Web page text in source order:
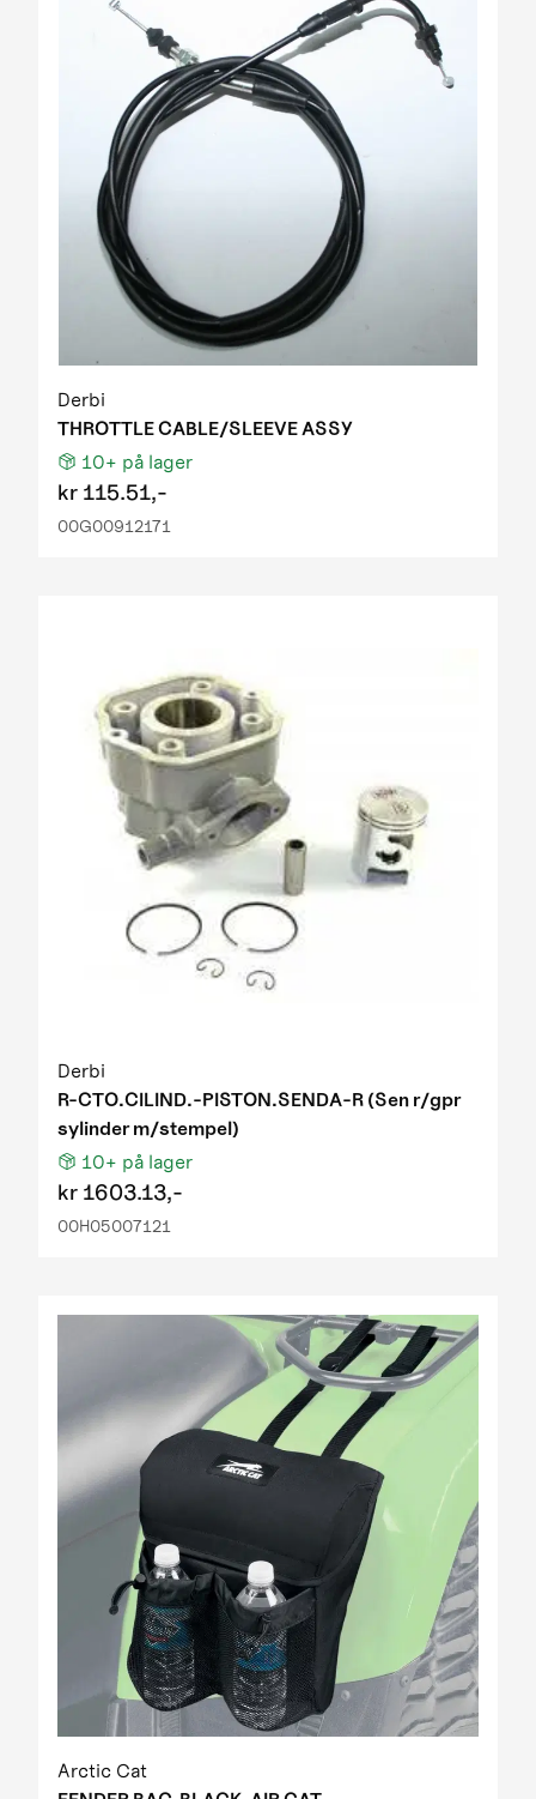
Derbi
THROTTLE CABLE/SLEEVE ASSY
10+ på lager
kr 115.51,-
00G00912171
Derbi
R-CTO.CILIND.-PISTON.SENDA-R (Sen r/gpr
sylinder m/stempel)
10+ på lager
kr 1603.13,-
00H05007121
Arctic Cat